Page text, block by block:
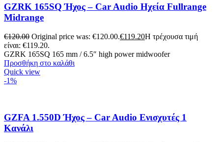
GZRK 165SQ Ήχος – Car Audio Ηχεία Fullrange
Midrange
€120.00 Original price was: €120.00.€119.20Η τρέχουσα τιμή
είναι: €119.20.
GZRK 165SQ 165 mm / 6.5″ high power midwoofer
Προσθήκη στο καλάθι
Quick view
-1%
GZFA 1.550D Ήχος – Car Audio Ενισχυτές 1
Κανάλι